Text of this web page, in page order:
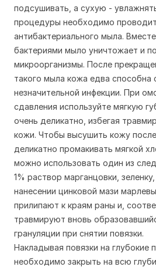
подсушивать, а сухую -
процедуры необходимо
антибактериального мыла.
бактериями мыло уничтожает и
микроорганизмы. После
такого мыла кожа едва способна
незначительной инфекции. При
сдавления используйте мягкую
очень деликатно, избегая
кожи. Чтобы высушить кожу
деликатно промакивать мягкой
можно использовать один из
1% раствор марганцовки,
нанесении цинковой мази
прилипают к краям раны и,
травмируют вновь
грануляции при снятии повязки.
Накладывая повязки на глубокие
необходимо закрыть на всю